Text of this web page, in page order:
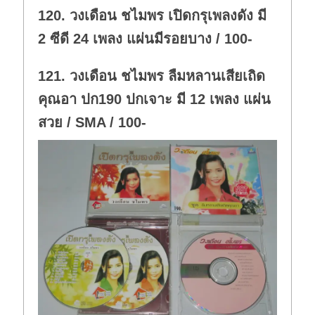
n
.
120. วงเดือน ชไมพร เปิดกรุเพลงดัง มี
2 ซีดี 24 เพลง แผ่นมีรอยบาง / 100-
121. วงเดือน ชไมพร ลืมหลานเสียเถิด
คุณอา ปก190 ปกเจาะ มี 12 เพลง แผ่น
สวย / SMA / 100-